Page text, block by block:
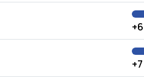
+6
+7